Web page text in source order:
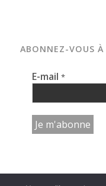
ABONNEZ-VOUS À
E-mail *